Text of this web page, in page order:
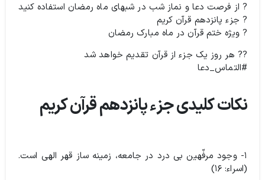
? از فرصت دعا و نماز شب در شبهای ماه رمضان استفاده کنید
? جزء پانزدهم قرآن کریم
? ویژه ختم قرآن در ماه مبارک رمضان
?? هر روز یک جزء از قرآن تقدیم خواهد شد
#التماس_دعا
نکات کلیدی جزء پانزدهم قرآن کریم
۱- وجود مرفّهین بی درد در جامعه، زمینه ساز قهر الهی است.
(اسراء: ۱۶)